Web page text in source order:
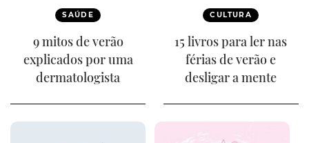
SAÚDE
9 mitos de verão
explicados por uma
dermatologista
CULTURA
15 livros para ler nas
férias de verão e
desligar a mente